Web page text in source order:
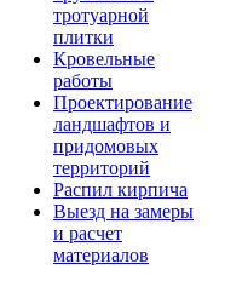
тротуарной
плитки
Кровельные
работы
Проектирование
ландшафтов и
придомовых
территорий
Распил кирпича
Выезд на замеры
и расчет
материалов